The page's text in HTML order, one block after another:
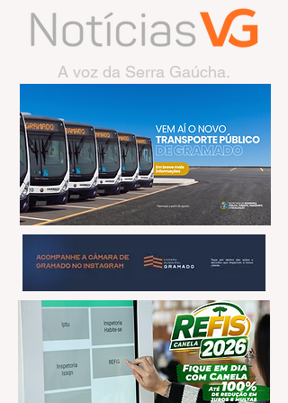
A voz da Serra Gaúcha.